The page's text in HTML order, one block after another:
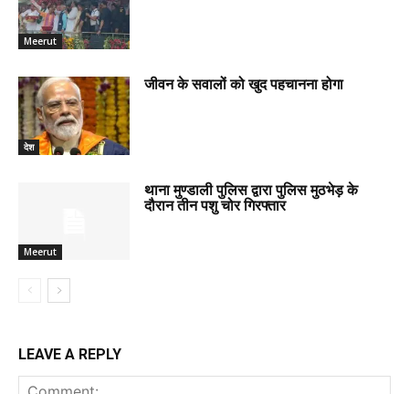
Meerut
देश
जीवन के सवालों को खुद पहचानना होगा
Meerut
थाना मुण्डाली पुलिस द्वारा पुलिस मुठभेड़ के
दौरान तीन पशु चोर गिरफ्तार
LEAVE A REPLY